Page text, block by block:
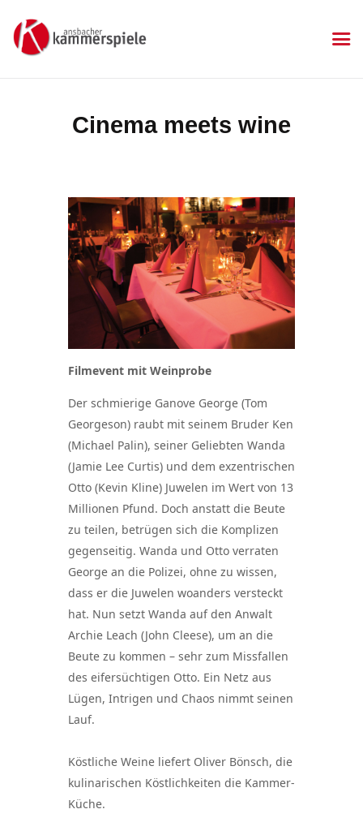
Cinema meets wine
KAMMERSPIELE
Aktuelles
Mitgliedschaft
Gastronomie
Sponsoren
Kontakt & Anfahrt
Impressum
Datenschutzerklärung
Filmevent mit Weinprobe
Der schmierige Ganove George (Tom
Georgeson) raubt mit seinem Bruder Ken
(Michael Palin), seiner Geliebten Wanda
(Jamie Lee Curtis) und dem exzentrischen
Otto (Kevin Kline) Juwelen im Wert von 13
Millionen Pfund. Doch anstatt die Beute
zu teilen, betrügen sich die Komplizen
gegenseitig. Wanda und Otto verraten
George an die Polizei, ohne zu wissen,
dass er die Juwelen woanders versteckt
hat. Nun setzt Wanda auf den Anwalt
Archie Leach (John Cleese), um an die
Beute zu kommen – sehr zum Missfallen
des eifersüchtigen Otto. Ein Netz aus
Lügen, Intrigen und Chaos nimmt seinen
Lauf.
Köstliche Weine liefert Oliver Bönsch, die
kulinarischen Köstlichkeiten die Kammer-
Küche.